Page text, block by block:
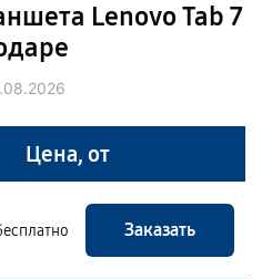
Lenovo Tab 7
Цена, от
Заказать